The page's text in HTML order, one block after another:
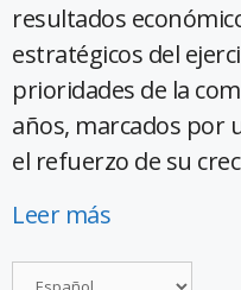
resultados
estratégicos del
prioridades de la
años, marcados por
el refuerzo de su
Leer más